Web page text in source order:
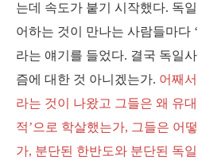
는데 속도가 붙기 시작했다. 독
어하는 것이 만나는 사람들마다
라는 얘기를 들었다. 결국 독일
즘에 대한 것 아니겠는가. 어째
라는 것이 나왔고 그들은 왜 유
적’으로 학살했는가, 그들은 어
가, 분단된 한반도와 분단된 독